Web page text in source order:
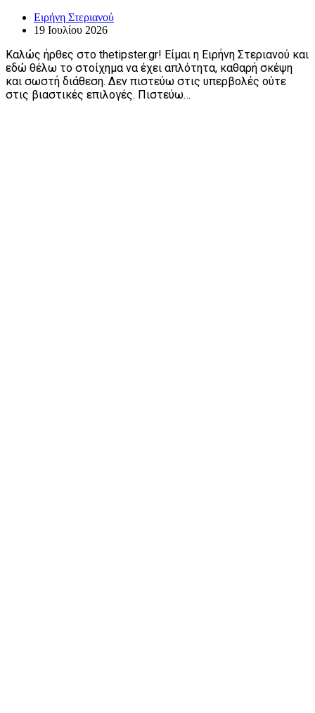
Ειρήνη Στεριανού
19 Ιουλίου 2026
Καλώς ήρθες στο thetipster.gr! Είμαι η Ειρήνη Στεριανού και
εδώ θέλω το στοίχημα να έχει απλότητα, καθαρή σκέψη
και σωστή διάθεση. Δεν πιστεύω στις υπερβολές ούτε
στις βιαστικές επιλογές. Πιστεύω…